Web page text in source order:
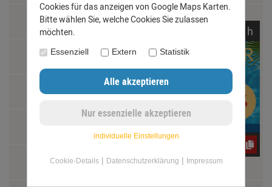
AGB
Impressum
Kontakt
Schäden und Reklamationen
h
Cookies für das anzeigen von Google Maps Karten.
Bitte wählen Sie, welche Cookies Sie zulassen
möchten.
Essenziell Extern Statistik
individuelle Einstellungen
Cookie-Details| Datenschutzerklärung | Impressum